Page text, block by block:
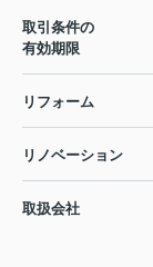
取引条件の
有効期限
リフォーム
リノベーション
取扱会社